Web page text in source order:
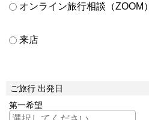
オンライン旅行相談（ZOOM）
来店
ご旅行 出発日
第一希望